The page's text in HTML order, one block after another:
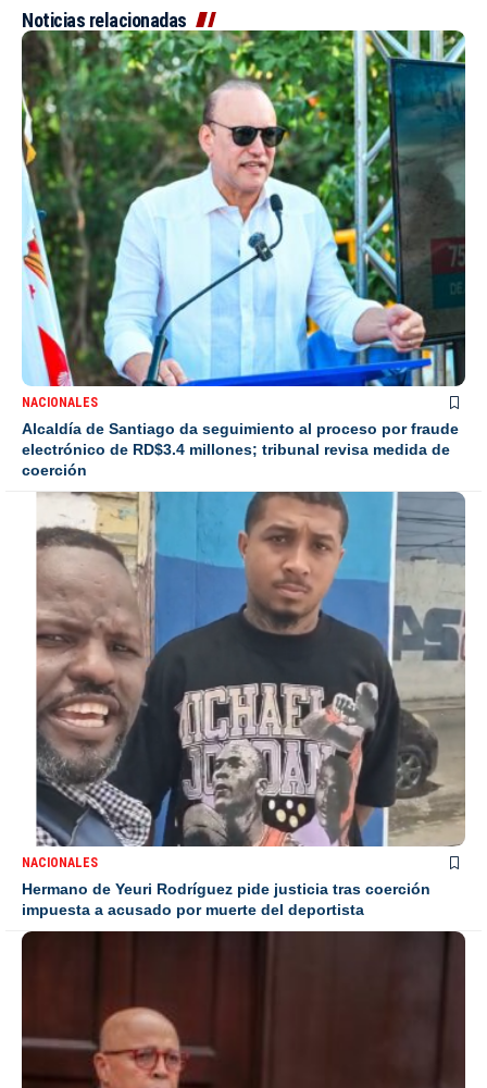
Noticias relacionadas
NACIONALES
Alcaldía de Santiago da seguimiento al proceso por fraude
electrónico de RD$3.4 millones; tribunal revisa medida de
coerción
NACIONALES
Hermano de Yeuri Rodríguez pide justicia tras coerción
impuesta a acusado por muerte del deportista